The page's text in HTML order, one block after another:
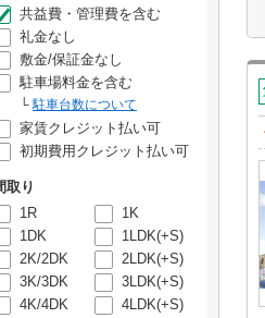
共益費・管理費を含む
礼金なし
敷金/保証金なし
駐車場料金を含む
駐車台数について
家賃クレジット払い可
初期費用クレジット払い可
取り
1R
1K
1DK
1LDK(+S)
2K/2DK
2LDK(+S)
3K/3DK
3LDK(+S)
4K/4DK
4LDK(+S)